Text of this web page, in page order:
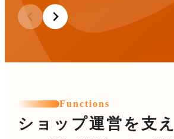
Functions
ショップ運営を支